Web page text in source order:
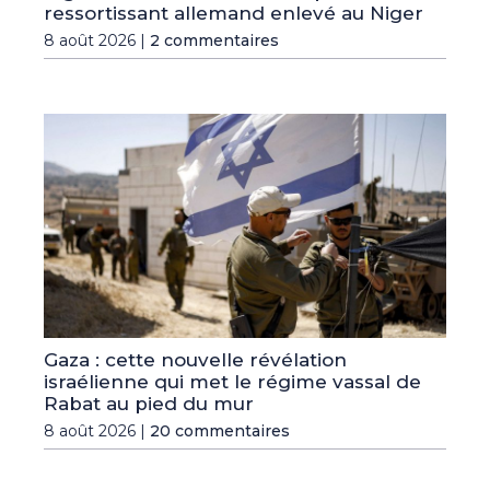
ressortissant allemand enlevé au Niger
8 août 2026 | 2 commentaires
Gaza : cette nouvelle révélation
israélienne qui met le régime vassal de
Rabat au pied du mur
8 août 2026 | 20 commentaires